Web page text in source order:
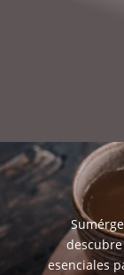
esenciales